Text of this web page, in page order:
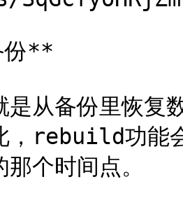
份**
是从备份里恢复
，rebuild功能
个时间点。